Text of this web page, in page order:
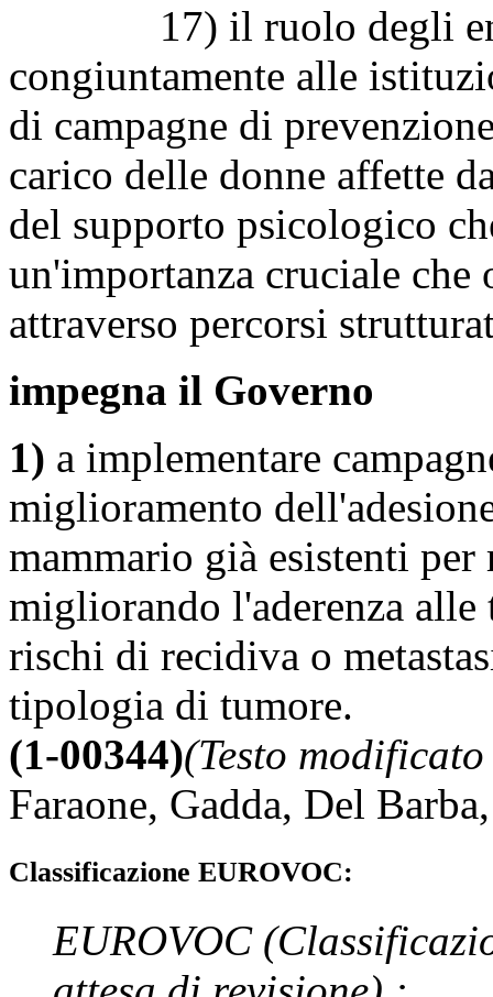
17) il ruolo degli enti
congiuntamente alle
di campagne di
carico delle donne affette
del supporto psicologico
un'importanza cruciale che
attraverso percorsi
impegna il Governo
1) a implementare
miglioramento
mammario già esistenti
migliorando l'aderenza
rischi di recidiva o
tipologia di tumore.
(1-00344)(Testo
Faraone, Gadda, Del Barba
Classificazione EUROVOC:
EUROVOC